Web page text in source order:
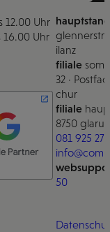
12.00 Uhr
16.00 Uhr
ilanz
filiale
32 ·
chur
filiale
8750 glarus
081 925 27
50